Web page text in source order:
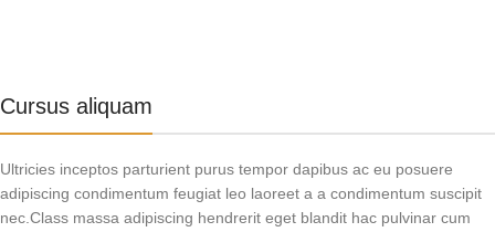
Cursus aliquam
Ultricies inceptos parturient purus tempor dapibus ac eu posuere
adipiscing condimentum feugiat leo laoreet a a condimentum suscipit
nec.Class massa adipiscing hendrerit eget blandit hac pulvinar cum